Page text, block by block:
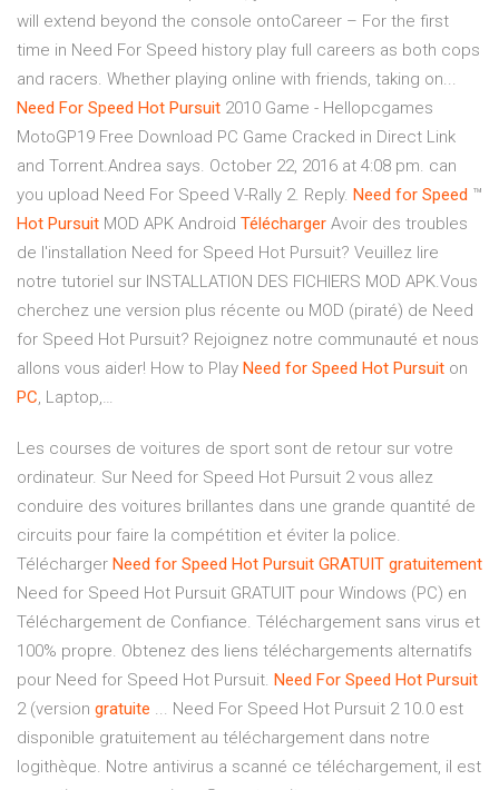
will extend beyond the console ontoCareer – For the first
time in Need For Speed history play full careers as both cops
and racers. Whether playing online with friends, taking on...
Need For Speed Hot Pursuit 2010 Game - Hellopcgames
MotoGP19 Free Download PC Game Cracked in Direct Link
and Torrent.Andrea says. October 22, 2016 at 4:08 pm. can
you upload Need For Speed V-Rally 2. Reply. Need for Speed ™
Hot Pursuit MOD APK Android Télécharger Avoir des troubles
de l'installation Need for Speed Hot Pursuit? Veuillez lire
notre tutoriel sur INSTALLATION DES FICHIERS MOD APK.Vous
cherchez une version plus récente ou MOD (piraté) de Need
for Speed Hot Pursuit? Rejoignez notre communauté et nous
allons vous aider! How to Play Need for Speed Hot Pursuit on
PC, Laptop,…
Les courses de voitures de sport sont de retour sur votre
ordinateur. Sur Need for Speed Hot Pursuit 2 vous allez
conduire des voitures brillantes dans une grande quantité de
circuits pour faire la compétition et éviter la police.
Télécharger Need for Speed Hot Pursuit GRATUIT gratuitement
Need for Speed Hot Pursuit GRATUIT pour Windows (PC) en
Téléchargement de Confiance. Téléchargement sans virus et
100% propre. Obtenez des liens téléchargements alternatifs
pour Need for Speed Hot Pursuit. Need For Speed Hot Pursuit
2 (version gratuite ... Need For Speed Hot Pursuit 2 10.0 est
disponible gratuitement au téléchargement dans notre
logithèque. Notre antivirus a scanné ce téléchargement, il est